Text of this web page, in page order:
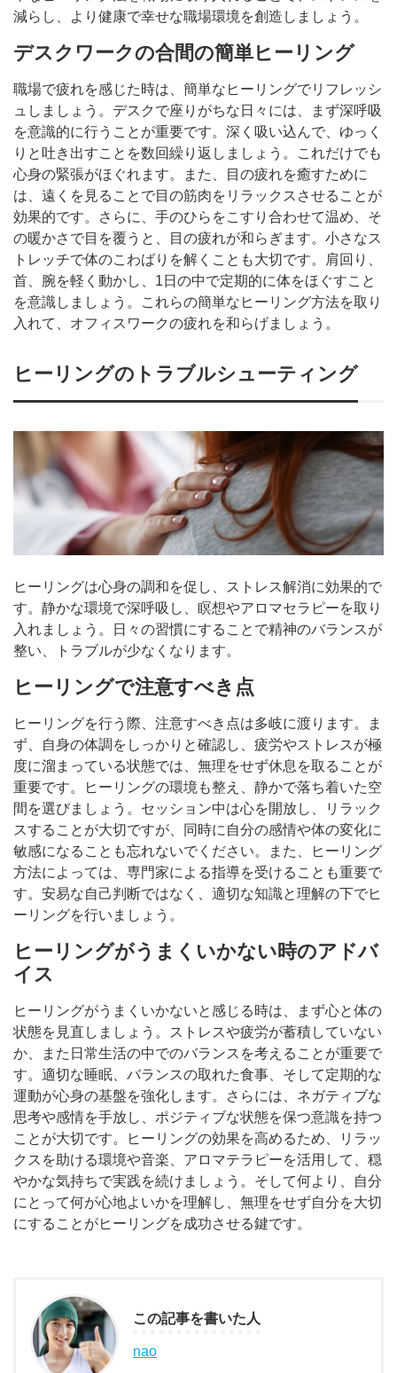
減らし、より健康で幸せな職場環境を創造しましょう。
デスクワークの合間の簡単ヒーリング
職場で疲れを感じた時は、簡単なヒーリングでリフレッシ
ュしましょう。デスクで座りがちな日々には、まず深呼吸
を意識的に行うことが重要です。深く吸い込んで、ゆっく
りと吐き出すことを数回繰り返しましょう。これだけでも
心身の緊張がほぐれます。また、目の疲れを癒すために
は、遠くを見ることで目の筋肉をリラックスさせることが
効果的です。さらに、手のひらをこすり合わせて温め、そ
の暖かさで目を覆うと、目の疲れが和らぎます。小さなス
トレッチで体のこわばりを解くことも大切です。肩回り、
首、腕を軽く動かし、1日の中で定期的に体をほぐすこと
を意識しましょう。これらの簡単なヒーリング方法を取り
入れて、オフィスワークの疲れを和らげましょう。
ヒーリングのトラブルシューティング
ヒーリングは心身の調和を促し、ストレス解消に効果的で
す。静かな環境で深呼吸し、瞑想やアロマセラピーを取り
入れましょう。日々の習慣にすることで精神のバランスが
整い、トラブルが少なくなります。
ヒーリングで注意すべき点
ヒーリングを行う際、注意すべき点は多岐に渡ります。ま
ず、自身の体調をしっかりと確認し、疲労やストレスが極
度に溜まっている状態では、無理をせず休息を取ることが
重要です。ヒーリングの環境も整え、静かで落ち着いた空
間を選びましょう。セッション中は心を開放し、リラック
スすることが大切ですが、同時に自分の感情や体の変化に
敏感になることも忘れないでください。また、ヒーリング
方法によっては、専門家による指導を受けることも重要で
す。安易な自己判断ではなく、適切な知識と理解の下でヒ
ーリングを行いましょう。
ヒーリングがうまくいかない時のアドバ
イス
ヒーリングがうまくいかないと感じる時は、まず心と体の
状態を見直しましょう。ストレスや疲労が蓄積していない
か、また日常生活の中でのバランスを考えることが重要で
す。適切な睡眠、バランスの取れた食事、そして定期的な
運動が心身の基盤を強化します。さらには、ネガティブな
思考や感情を手放し、ポジティブな状態を保つ意識を持つ
ことが大切です。ヒーリングの効果を高めるため、リラッ
クスを助ける環境や音楽、アロマテラピーを活用して、穏
やかな気持ちで実践を続けましょう。そして何より、自分
にとって何が心地よいかを理解し、無理をせず自分を大切
にすることがヒーリングを成功させる鍵です。
この記事を書いた人
nao